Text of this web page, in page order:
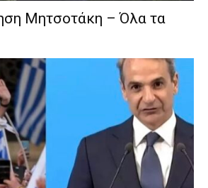
Μητσοτάκη – Όλα τα